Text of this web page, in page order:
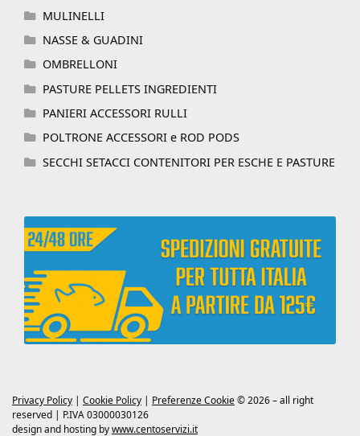
MULINELLI
NASSE & GUADINI
OMBRELLONI
PASTURE PELLETS INGREDIENTI
PANIERI ACCESSORI RULLI
POLTRONE ACCESSORI e ROD PODS
SECCHI SETACCI CONTENITORI PER ESCHE E PASTURE
Privacy Policy | Cookie Policy | Preferenze Cookie© 2026 – all right
reserved | P.IVA 03000030126
design and hosting bywww.centoservizi.it